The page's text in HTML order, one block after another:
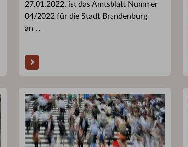
27.01.2022, ist das Amtsblatt Nummer
04/2022 für die Stadt Brandenburg
an ...